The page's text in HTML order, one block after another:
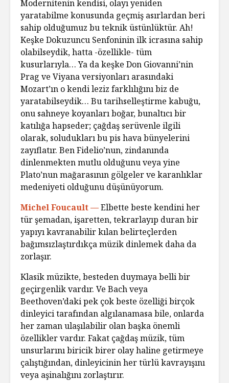
Modernitenin kendisi, olayı yeniden
yaratabilme konusunda geçmiş asırlardan beri
sahip olduğumuz bu teknik üstünlüktür. Ah!
Keşke Dokuzuncu Senfoninin ilk icrasına sahip
olabilseydik, hatta -özellikle- tüm
kusurlarıyla… Ya da keşke Don Giovanni’nin
Prag ve Viyana versiyonları arasındaki
Mozart’ın o kendi leziz farklılığını biz de
yaratabilseydik… Bu tarihselleştirme kabuğu,
onu sahneye koyanları boğar, bunaltıcı bir
katılığa hapseder; çağdaş serüvenle ilgili
olarak, soludukları bu pis hava bünyelerini
zayıflatır. Ben Fidelio’nun, zindanında
dinlenmekten mutlu olduğunu veya yine
Plato’nun mağarasının gölgeler ve karanlıklar
medeniyeti olduğunu düşünüyorum.
Michel Foucault —Elbette beste kendini her
tür şemadan, işaretten, tekrarlayıp duran bir
yapıyı kavranabilir kılan belirteçlerden
bağımsızlaştırdıkça müzik dinlemek daha da
zorlaşır.
Klasik müzikte, besteden duymaya belli bir
geçirgenlik vardır. Ve Bach veya
Beethoven’daki pek çok beste özelliği birçok
dinleyici tarafından algılanamasa bile, onlarda
her zaman ulaşılabilir olan başka önemli
özellikler vardır. Fakat çağdaş müzik, tüm
unsurlarını biricik birer olay haline getirmeye
çalıştığından, dinleyicinin her türlü kavrayışını
veya aşinalığını zorlaştırır.